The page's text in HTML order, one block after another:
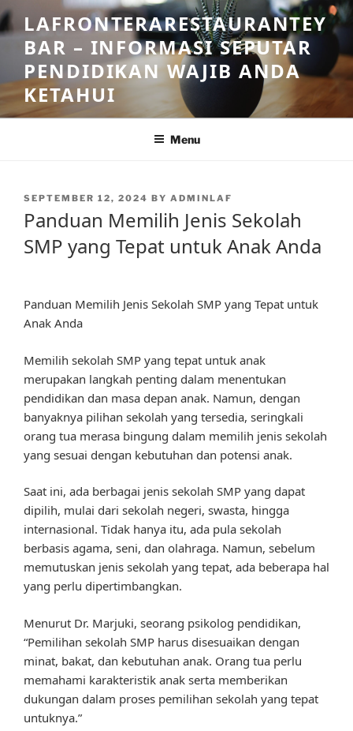
Skip
to
content
LAFRONTERARESTAURANTEY
BAR – INFORMASI SEPUTAR
PENDIDIKAN WAJIB ANDA
KETAHUI
Menu
POSTED
SEPTEMBER 12, 2024 BY ADMINLAF
Panduan Memilih Jenis Sekolah
SMP yang Tepat untuk Anak Anda
Panduan Memilih Jenis Sekolah SMP yang Tepat untuk
Anak Anda
Memilih sekolah SMP yang tepat untuk anak
merupakan langkah penting dalam menentukan
pendidikan dan masa depan anak. Namun, dengan
banyaknya pilihan sekolah yang tersedia, seringkali
orang tua merasa bingung dalam memilih jenis sekolah
yang sesuai dengan kebutuhan dan potensi anak.
Saat ini, ada berbagai jenis sekolah SMP yang dapat
dipilih, mulai dari sekolah negeri, swasta, hingga
internasional. Tidak hanya itu, ada pula sekolah
berbasis agama, seni, dan olahraga. Namun, sebelum
memutuskan jenis sekolah yang tepat, ada beberapa hal
yang perlu dipertimbangkan.
Menurut Dr. Marjuki, seorang psikolog pendidikan,
“Pemilihan sekolah SMP harus disesuaikan dengan
minat, bakat, dan kebutuhan anak. Orang tua perlu
memahami karakteristik anak serta memberikan
dukungan dalam proses pemilihan sekolah yang tepat
untuknya.”